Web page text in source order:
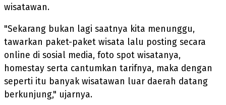
wisatawan.
"Sekarang bukan lagi saatnya kita menunggu,
tawarkan paket-paket wisata lalu posting secara
online di sosial media, foto spot wisatanya,
homestay serta cantumkan tarifnya, maka dengan
seperti itu banyak wisatawan luar daerah datang
berkunjung," ujarnya.